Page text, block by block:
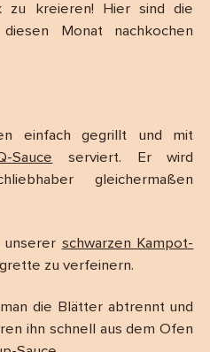
zu kreieren! Hier sind die
Monat nachkochen
einfach gegrillt und mit
Sauce serviert. Er wird
gleichermaßen
schwarzen Kampot-
zu verfeinern.
die Blätter abtrennt und
ihn schnell aus dem Ofen